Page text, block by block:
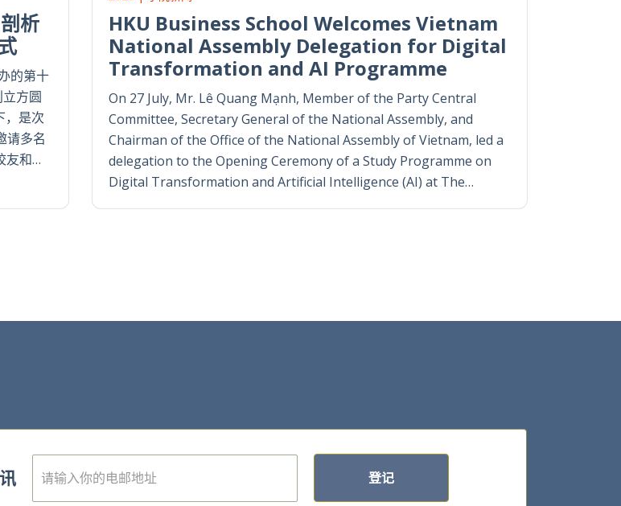
析
的第十
方圆
，是次
请多名
友和…
HKU Business School Welcomes Vietnam
National Assembly Delegation for Digital
Transformation and AI Programme
On 27 July, Mr. Lê Quang Mạnh, Member of the Party Central
Committee, Secretary General of the National Assembly, and
Chairman of the Office of the National Assembly of Vietnam, led a
delegation to the Opening Ceremony of a Study Programme on
Digital Transformation and Artificial Intelligence (AI) at The…
E
m
登记